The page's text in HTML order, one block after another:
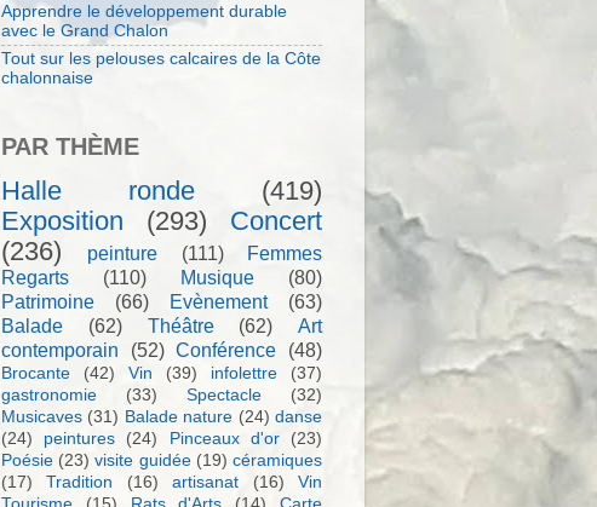
Apprendre le développement durable
avec le Grand Chalon
Tout sur les pelouses calcaires de la Côte
chalonnaise
PAR THÈME
Halle ronde
(419)
Exposition
(293)
Concert
(236)
peinture (111)
Femmes
Regarts
(110) Musique
(80)
Patrimoine
(66) Evènement
(63)
Balade
(62) Théâtre (62)
Art
contemporain
(52) Conférence (48)
Brocante (42) Vin (39) infolettre
(37)
gastronomie
(33) Spectacle
(32)
Musicaves (31) Balade nature (24) danse
(24)
peintures (24) Pinceaux d'or
(23)
Poésie (23) visite guidée (19) céramiques
(17)
Tradition (16) artisanat (16)
Vin